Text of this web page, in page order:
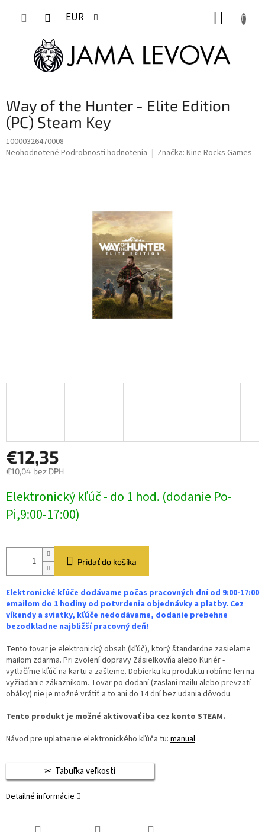
EUR
Way of the Hunter - Elite Edition
(PC) Steam Key
10000326470008
Priemerné
Neohodnotené Podrobnosti hodnotenia Značka: Nine Rocks Games
€12,35
€10,04 bez DPH
cena:
Elektronický kľúč - do 1 hod. (dodanie Po-
Pi,9:00-17:00)
Pridať do košíka
Elektronické kľúče dodávame počas pracovných dní od 9:00-17:00
emailom do 1 hodiny od potvrdenia objednávky a platby. Cez
víkendy a sviatky, kľúče nedodávame, dodanie prebehne
bezodkladne najbližší pracovný deň!
Tento tovar je elektronický obsah (kľúč), ktorý štandardne zasielame
mailom zdarma. Pri zvolení dopravy Zásielkovňa alebo Kuriér -
vytlačíme kľúč na kartu a zašleme. Dobierku ku produktu robíme len na
vyžiadanie zákazníkom. Tovar po dodaní (zaslaní mailu alebo prevzatí
obálky) nie je možné vrátiť a to ani do 14 dní bez udania dôvodu.
Tento produkt je možné aktivovať iba cez konto STEAM.
Návod pre uplatnenie elektronického kľúča tu: manual
Tabuľka veľkostí
Detailné informácie